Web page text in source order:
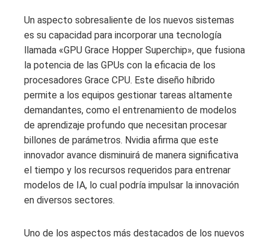
Un aspecto sobresaliente de los nuevos sistemas
es su capacidad para incorporar una tecnología
llamada «GPU Grace Hopper Superchip», que fusiona
la potencia de las GPUs con la eficacia de los
procesadores Grace CPU. Este diseño híbrido
permite a los equipos gestionar tareas altamente
demandantes, como el entrenamiento de modelos
de aprendizaje profundo que necesitan procesar
billones de parámetros. Nvidia afirma que este
innovador avance disminuirá de manera significativa
el tiempo y los recursos requeridos para entrenar
modelos de IA, lo cual podría impulsar la innovación
en diversos sectores.
Uno de los aspectos más destacados de los nuevos